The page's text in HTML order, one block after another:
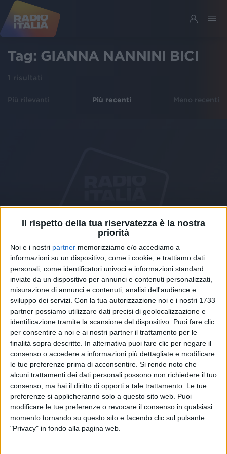
Il rispetto della tua riservatezza è la nostra
priorità
Noi e i nostri partner memorizziamo e/o accediamo a
informazioni su un dispositivo, come i cookie, e trattiamo dati
personali, come identificatori univoci e informazioni standard
inviate da un dispositivo per annunci e contenuti personalizzati,
misurazione di annunci e contenuti, analisi dell'audience e
sviluppo dei servizi. Con la tua autorizzazione noi e i nostri 1733
partner possiamo utilizzare dati precisi di geolocalizzazione e
identificazione tramite la scansione del dispositivo. Puoi fare clic
per consentire a noi e ai nostri partner il trattamento per le
finalità sopra descritte. In alternativa puoi fare clic per negare il
consenso o accedere a informazioni più dettagliate e modificare
le tue preferenze prima di acconsentire. Si rende noto che
alcuni trattamenti dei dati personali possono non richiedere il tuo
consenso, ma hai il diritto di opporti a tale trattamento. Le tue
preferenze si applicheranno solo a questo sito web. Puoi
modificare le tue preferenze o revocare il consenso in qualsiasi
momento tornando su questo sito e facendo clic sul pulsante
"Privacy" in fondo alla pagina web.
Tag: GIANNA NANNINI BICI
1 risultati
Più rilevanti Più recenti Meno recenti
NEWS 29 lug 2020
Gianna Nannini si fa male in bici, la figlia
Penelope la cura: i video
La fasciatura del polso in diretta, dopo la caduta:
“Niente di grave”
Chi siamo Contattaci